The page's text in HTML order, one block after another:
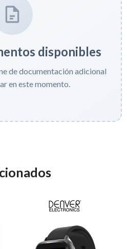
disponibles
de documentación adicional
en este momento.